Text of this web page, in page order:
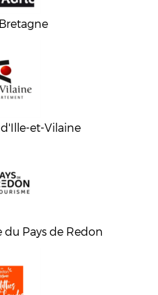
et-Vilaine
du Pays de Redon